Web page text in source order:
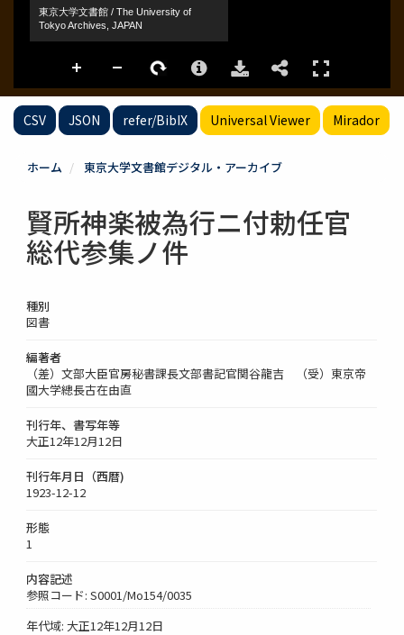
CSV JSON refer/BibIX Universal Viewer Mirador
ホーム 東京大学文書館デジタル・アーカイブ
賢所神楽被為行ニ付勅任官
総代参集ノ件
種別
図書
編著者
（差）文部大臣官房秘書課長文部書記官関谷龍吉 （受）東京帝
國大学總長古在由直
刊行年、書写年等
大正12年12月12日
刊行年月日（西暦)
1923-12-12
形態
1
内容記述
参照コード: S0001/Mo154/0035
年代域: 大正12年12月12日